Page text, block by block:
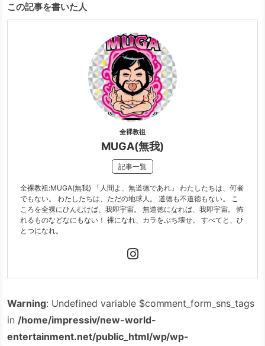
この記事を書いた人
全裸教祖
MUGA(無我)
記事一覧
全裸教祖:MUGA(無我) 「人間よ、無道徳であれ」 わたしたちは、何者
でもない。 わたしたちは、ただの地球人。 道徳も不道徳もない。 こ
ころを全裸にひんむけば、我即宇宙。 無道徳になれば、我即宇宙。 怖
れるものなどなにもない！ 裸になれ、カラをぶち壊せ。 すべてと、ひ
とつになれ。
Warning: Undefined variable $comment_form_sns_tags
in /home/impressiv/new-world-
entertainment.net/public_html/wp/wp-